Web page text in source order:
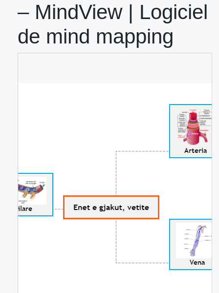
– MindView | Logiciel
de mind mapping